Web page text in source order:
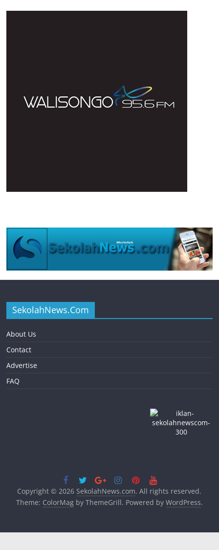
SekolahNews.Com
About Us
Contact
Advertise
FAQ
Copyright © 2026 SekolahNews.com. All rights reserved.
Theme: ColorMagby ThemeGrill. Powered by WordPress.